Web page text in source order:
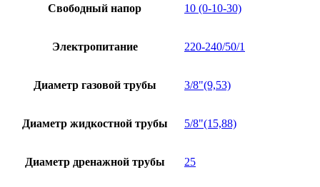
Свободный напор 10 (0-10-30)
Электропитание 220-240/50/1
Диаметр газовой трубы 3/8"(9,53)
Диаметр жидкостной трубы 5/8"(15,88)
Диаметр дренажной трубы 25